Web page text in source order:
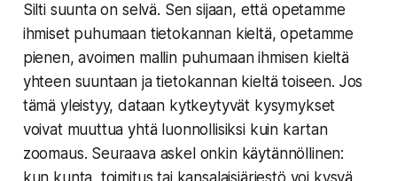
Silti suunta on selvä. Sen sijaan, että opetamme
ihmiset puhumaan tietokannan kieltä, opetamme
pienen, avoimen mallin puhumaan ihmisen kieltä
yhteen suuntaan ja tietokannan kieltä toiseen. Jos
tämä yleistyy, dataan kytkeytyvät kysymykset
voivat muuttua yhtä luonnollisiksi kuin kartan
zoomaus. Seuraava askel onkin käytännöllinen: